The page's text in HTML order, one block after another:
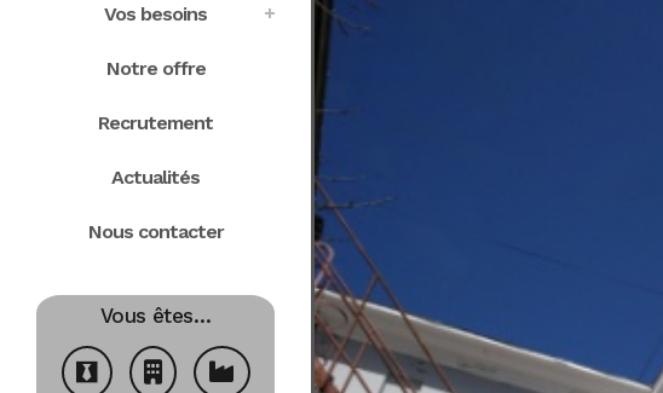
Vos besoins
Notre offre
Recrutement
Actualités
Nous contacter
Vous êtes…